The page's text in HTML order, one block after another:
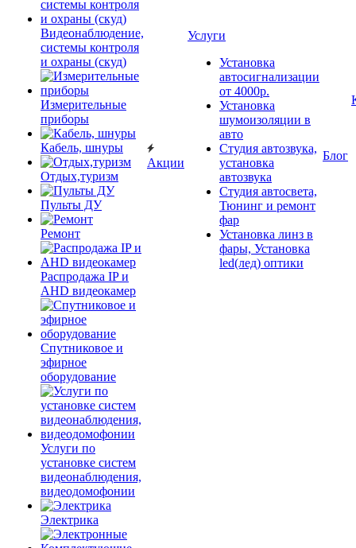
Видеонаблюдение,
системы контроля
и охраны (скуд)
Измерительные
приборы
Кабель, шнуры
Отдых,туризм
Пульты ДУ
Ремонт
Распродажа IP и
AHD видеокамер
Спутниковое и
эфирное
оборудование
Услуги по
установке систем
видеонаблюдения,
видеодомофонии
Электрика
Акции
Услуги
Установка
автосигнализации
от 4000р.
Установка
шумоизоляции в
авто
Студия автозвука,
установка
автозвука
Студия автосвета,
Тюнинг и ремонт
фар
Установка линз в
фары, Установка
led(лед) оптики
Блог